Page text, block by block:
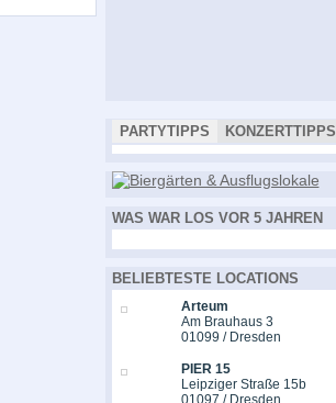
PARTYTIPPS KONZERTTIPPS
WAS WAR LOS VOR 5 JAHREN
BELIEBTESTE LOCATIONS
Arteum
Am Brauhaus 3
01099 / Dresden
PIER 15
Leipziger Straße 15b
01097 / Dresden